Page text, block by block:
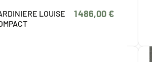
LOUISE
1 486,00 €